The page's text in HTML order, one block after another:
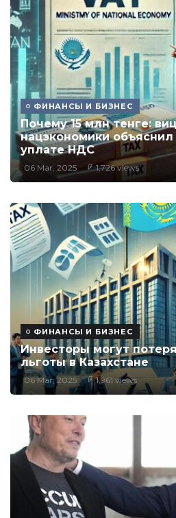
ФИНАНСЫ И БИЗНЕС
Почему 15 млн тенге:
нацэкономики
уплате НДС
06 Mar, 2025 1,726 views
ФИНАНСЫ И БИЗНЕС
Инвесторы могут
льготы в Казахстане
06 Mar, 2025 1,961 views